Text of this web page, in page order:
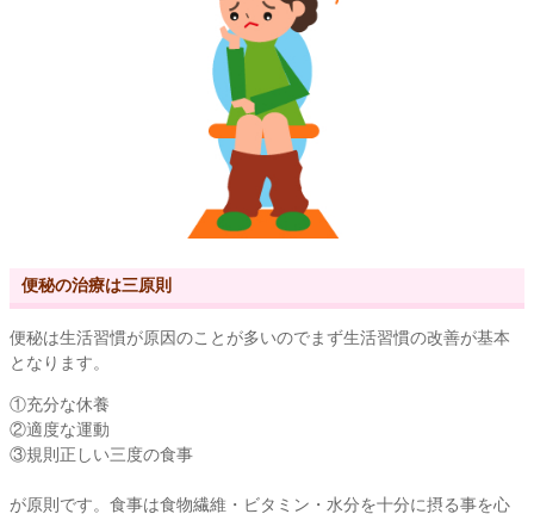
便秘の治療は三原則
便秘は生活習慣が原因のことが多いのでまず生活習慣の改善が基本
となります。
①充分な休養
②適度な運動
③規則正しい三度の食事
が原則です。食事は食物繊維・ビタミン・水分を十分に摂る事を心